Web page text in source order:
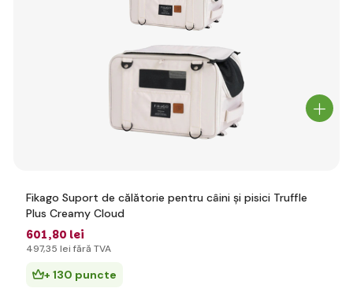
Fikago Suport de călătorie pentru câini și pisici Truffle
Plus Creamy Cloud
601,80 lei
497,35 lei fără TVA
+ 130 puncte